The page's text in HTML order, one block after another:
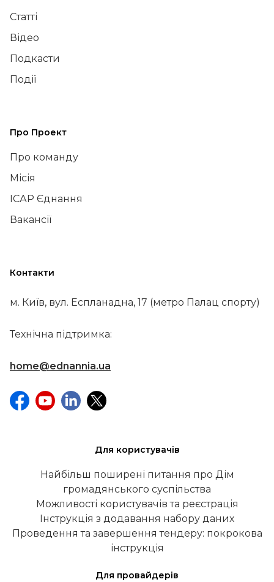
Статті
Відео
Подкасти
Події
Про Проект
Про команду
Місія
ІСАР Єднання
Вакансії
Контакти
м. Київ, вул. Еспланадна, 17 (метро Палац спорту)
Технічна підтримка:
home@ednannia.ua
Для користувачів
Найбільш поширені питання про Дім
громадянського суспільства
Можливості користувачів та реєстрація
Інструкція з додавання набору даних
Проведення та завершення тендеру: покрокова
інструкція
Для провайдерів